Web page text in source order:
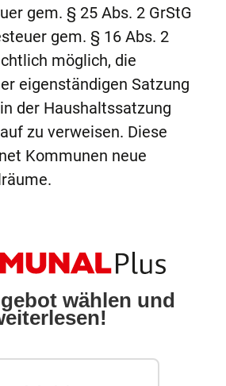
gem. § 25 Abs. 2 GrStG
gem. § 16 Abs. 2
möglich, die
eigenständigen Satzung
der Haushaltssatzung
zu verweisen. Diese
Kommunen neue